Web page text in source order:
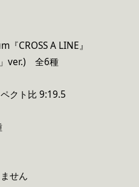
CROSS A LINE』
ver.) 全6種
クト比 9:19.5
せん